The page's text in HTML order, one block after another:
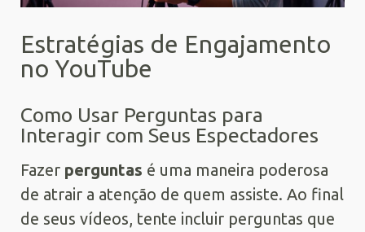
Estratégias de Engajamento
no YouTube
Como Usar Perguntas para
Interagir com Seus Espectadores
Fazer perguntas é uma maneira poderosa
de atrair a atenção de quem assiste. Ao final
de seus vídeos, tente incluir perguntas que